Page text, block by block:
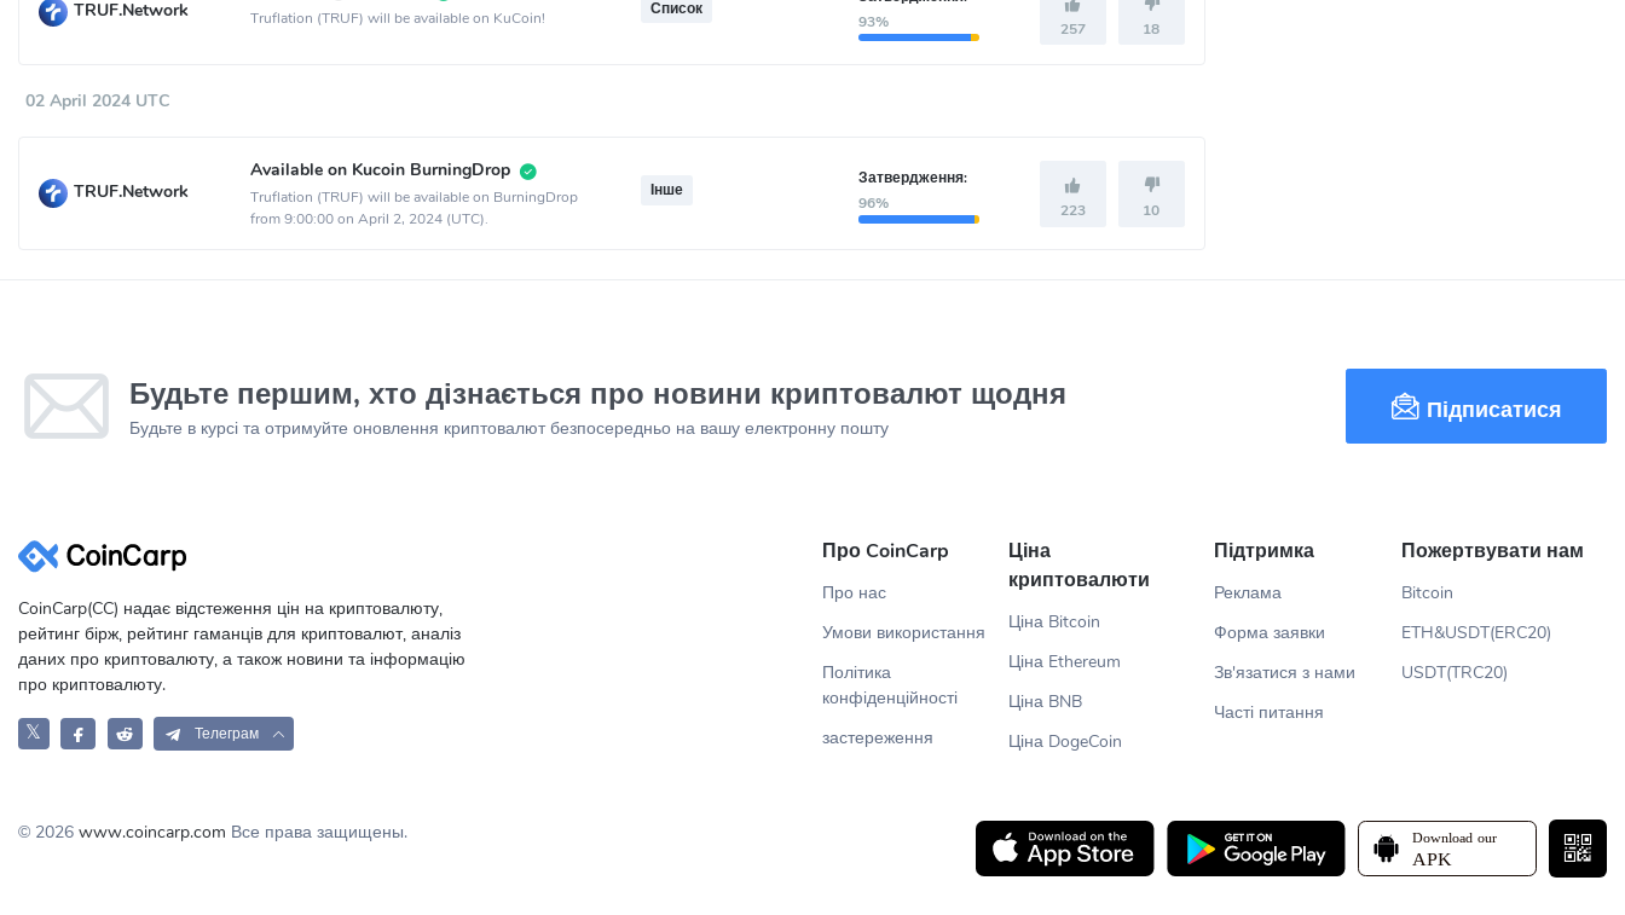
TRUF.Network Truflation (TRUF) will be available on KuCoin!
Список
93%
257 18
02 April 2024 UTC
TRUF.Network
Available on Kucoin BurningDrop
Truflation (TRUF) will be available on BurningDrop
from 9:00:00 on April 2, 2024 (UTC).
Інше
Затвердження:
96%
223 10
Будьте першим, хто дізнається про новини криптовалют щодня
Будьте в курсі та отримуйте оновлення криптовалют безпосередньо на вашу електронну пошту
Підписатися
CoinCarp(CC) надає відстеження цін на криптовалюту,
рейтинг бірж, рейтинг гаманців для криптовалют, аналіз
даних про криптовалюту, а також новини та інформацію
про криптовалюту.
𝕏 Телеграм
Про CoinCarp
Про нас
Умови використання
Політика
конфіденційності
застереження
Ціна
криптовалюти
Ціна Bitcoin
Ціна Ethereum
Ціна BNB
Ціна DogeCoin
Підтримка
Реклама
Форма заявки
Зв'язатися з нами
Часті питання
Пожертвувати нам
Bitcoin
ETH&USDT(ERC20)
USDT(TRC20)
© 2026 www.coincarp.com Все права защищены.